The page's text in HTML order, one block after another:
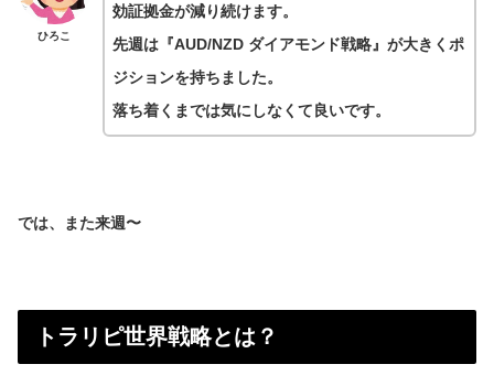
ひろこ
効証拠金が減り続けます。
先週は『AUD/NZD ダイアモンド戦略』が大きくポ
ジションを持ちました。
落ち着くまでは気にしなくて良いです。
では、また来週〜
トラリピ世界戦略とは？